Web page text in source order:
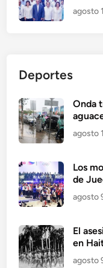
agosto
Deportes
Onda
agosto
Los
de
agosto
El
en
agosto